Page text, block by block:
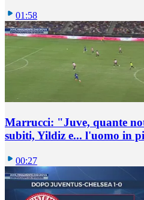
01:58
Marrucci: "Juve, quante
subiti, Yildiz e... l'uomo in
00:27